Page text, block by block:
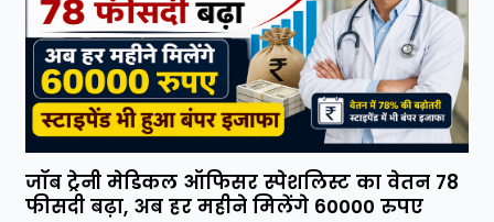
जॉब ट्रेनी मेडिकल ऑफिसर स्पेशलिस्ट का वेतन 78
फीसदी बढ़ा, अब हर महीने मिलेंगे 60000 रुपए